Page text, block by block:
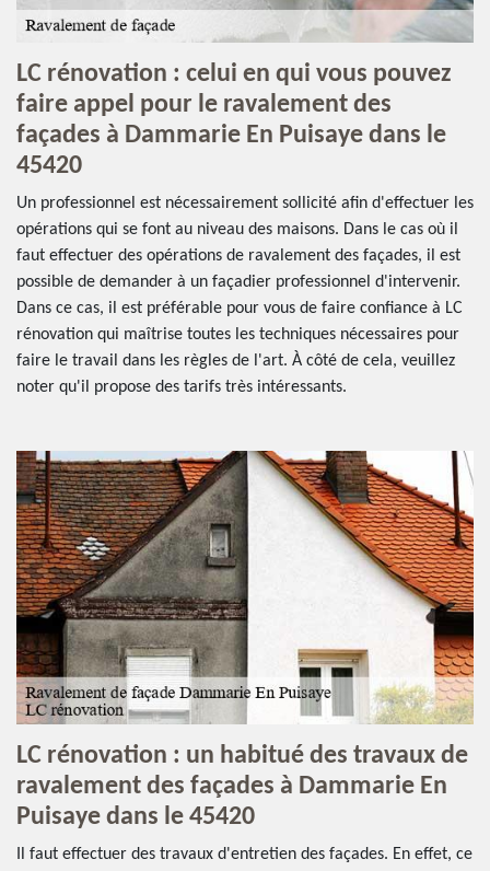
LC rénovation : celui en qui vous pouvez
faire appel pour le ravalement des
façades à Dammarie En Puisaye dans le
45420
Un professionnel est nécessairement sollicité afin d'effectuer les
opérations qui se font au niveau des maisons. Dans le cas où il
faut effectuer des opérations de ravalement des façades, il est
possible de demander à un façadier professionnel d'intervenir.
Dans ce cas, il est préférable pour vous de faire confiance à LC
rénovation qui maîtrise toutes les techniques nécessaires pour
faire le travail dans les règles de l'art. À côté de cela, veuillez
noter qu'il propose des tarifs très intéressants.
LC rénovation : un habitué des travaux de
ravalement des façades à Dammarie En
Puisaye dans le 45420
Il faut effectuer des travaux d'entretien des façades. En effet, ce